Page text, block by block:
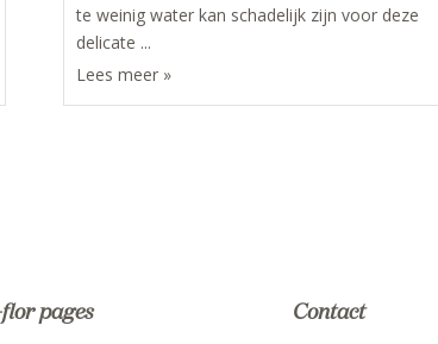
te weinig water kan schadelijk zijn voor deze
delicate ...
pages Contact